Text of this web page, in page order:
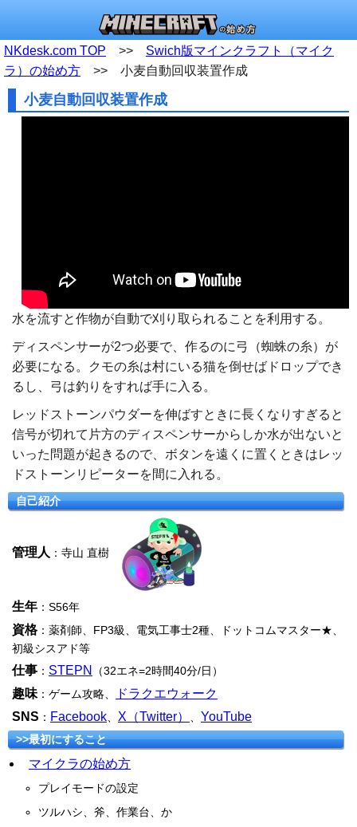
NKdesk.com TOP >> Swich版マインクラフト（マイク
ラ）の始め方 >> 小麦自動回収装置作成
小麦自動回収装置作成
水を流すと作物が自動で刈り取られることを利用する。
ディスペンサーが2つ必要で、作るのに弓（蜘蛛の糸）が
必要になる。クモの糸は村にいる猫を倒せばドロップでき
るし、弓は釣りをすれば手に入る。
レッドストーンパウダーを伸ばすときに長くなりすぎると
信号が切れて片方のディスペンサーからしか水が出ないと
いった問題が起きるので、ボタンを遠くに置くときはレッ
ドストーンリピーターを間に入れる。
自己紹介
管理人 ：寺山 直樹
生年 ：S56年
資格：薬剤師、FP3級、電気工事士2種、ドットコムマスター★、
初級シスアド等
仕事 ： STEPN （32エネ=2時間40分/日）
趣味 ：ゲーム攻略、
ドラクエウォーク
SNS ： Facebook X（Twitter） YouTube
>>最初にすること
マイクラの始め方
プレイモードの設定
ツルハシ、斧、作業台、か